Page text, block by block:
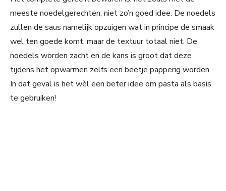
meeste noedelgerechten, niet zo’n goed idee. De noedels
zullen de saus namelijk opzuigen wat in principe de smaak
wel ten goede komt, maar de textuur totaal niet. De
noedels worden zacht en de kans is groot dat deze
tijdens het opwarmen zelfs een beetje papperig worden.
In dat geval is het wèl een beter idee om pasta als basis
te gebruiken!